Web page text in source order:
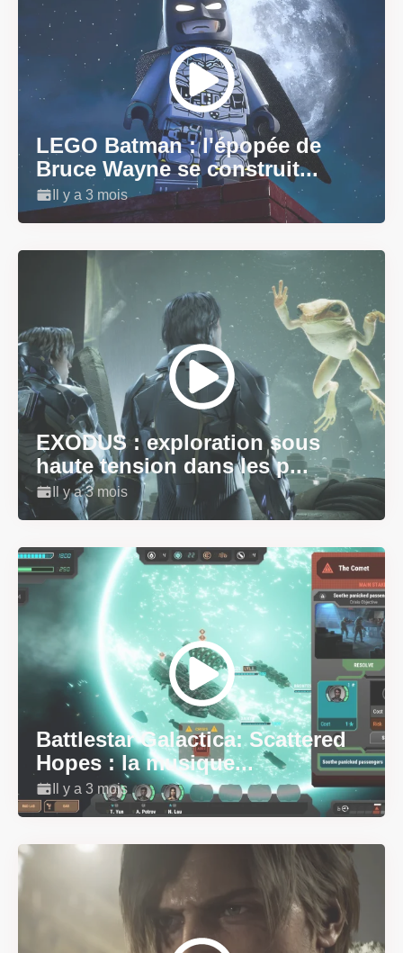
LEGO Batman : l'épopée de
Bruce Wayne se construit...
Il y a 3 mois
EXODUS : exploration sous
haute tension dans les p...
Il y a 3 mois
Battlestar Galactica: Scattered
Hopes : la musique...
Il y a 3 mois